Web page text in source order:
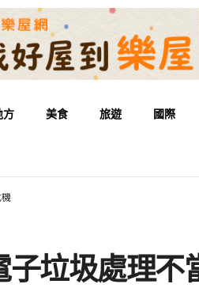
方 美食 旅遊 國際
垃圾處理不